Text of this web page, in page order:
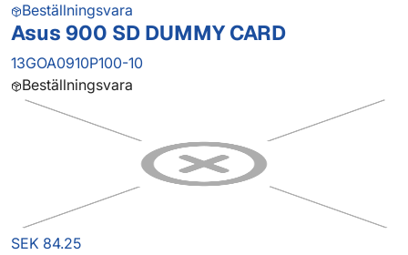
Beställningsvara
Asus 900 SD DUMMY CARD
13GOA0910P100-10
Beställningsvara
SEK 84.25